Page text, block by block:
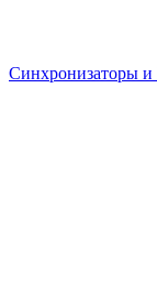
Синхронизаторы